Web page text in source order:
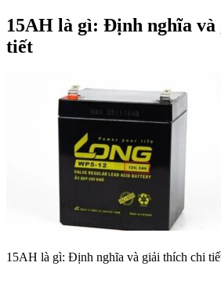
15AH là gì: Định nghĩa
tiết
15AH là gì: Định nghĩa và giải thích chi